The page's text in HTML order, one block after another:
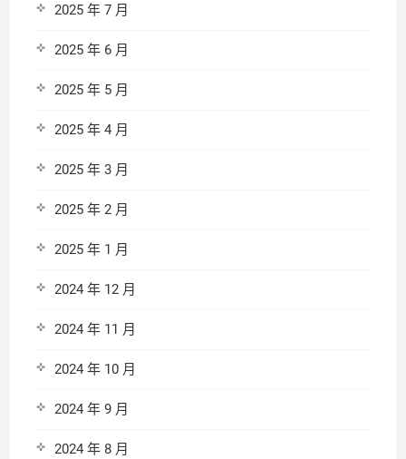
2025 年 7 月
2025 年 6 月
2025 年 5 月
2025 年 4 月
2025 年 3 月
2025 年 2 月
2025 年 1 月
2024 年 12 月
2024 年 11 月
2024 年 10 月
2024 年 9 月
2024 年 8 月